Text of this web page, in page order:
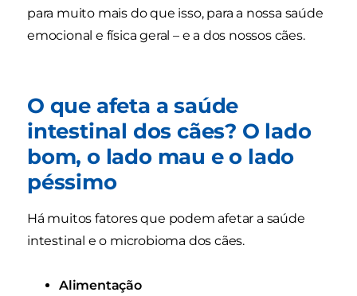
para muito mais do que isso, para a nossa saúde
emocional e física geral – e a dos nossos cães.
O que afeta a saúde
intestinal dos cães? O lado
bom, o lado mau e o lado
péssimo
Há muitos fatores que podem afetar a saúde
intestinal e o microbioma dos cães.
Alimentação